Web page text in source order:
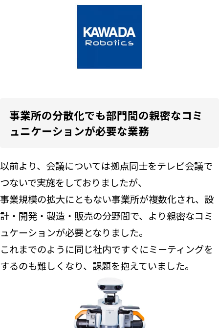
事業所の分散化でも部門間の親密なコミ
ュニケーションが必要な業務
以前より、会議については拠点同士をテレビ会議で
つないで実施をしておりましたが、
事業規模の拡大にともない事業所が複数化され、設
計・開発・製造・販売の分野間で、より親密なコミ
ュケーションが必要となりました。
これまでのように同じ社内ですぐにミーティングを
するのも難しくなり、課題を抱えていました。